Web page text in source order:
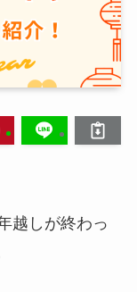
越しが終わっ